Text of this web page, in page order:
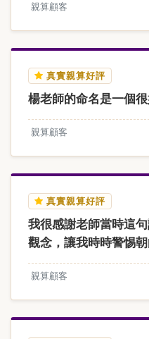
親算顧客
真實親算好評
楊老師的命名是一個
親算顧客
真實親算好評
我很感謝老師當時這
觀念，讓我時時警惕
親算顧客